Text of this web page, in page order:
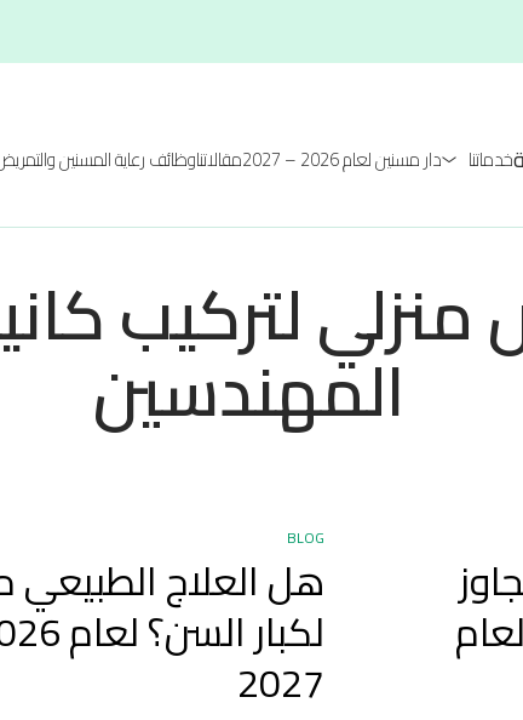
خدماتنا دار مسنين لعام 2026 – 2027 مقالاتناوظائف رعاية المسنين والتمريض
لتركيب
المهندسين
BLOG
هل العلاج الطبيعي
2027